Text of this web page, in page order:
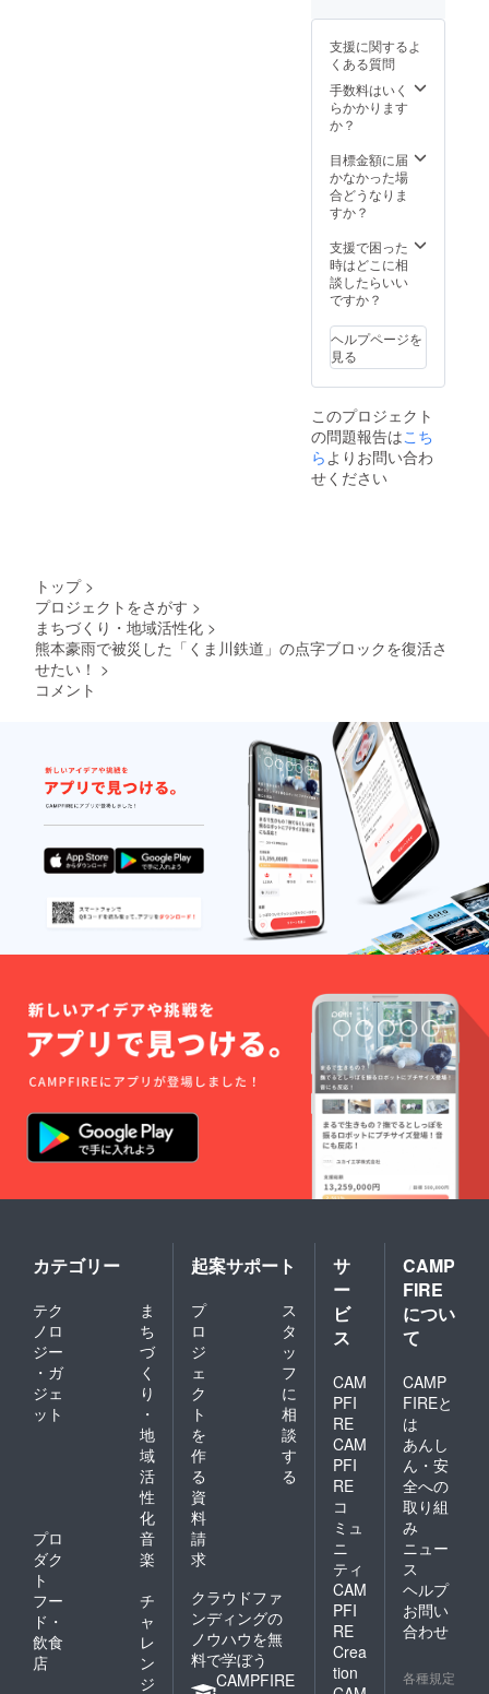
科の生
徒さん
に協力
してい
ただき
ます。
高校
は、熊
本県立
う学校
と隣接
してお
り、普
体の不
自由な
人と接
する機
く、バ
リアフ
リーな
どに高
い関心
を7月～
め、制
作・発
送は9月
以降に
なりま
す。
支援に関するよ
くある質問
手数料はいく
らかかります
か？
目標金額に届
かなかった場
合どうなりま
すか？
支援で困った
時はどこに相
談したらいい
ですか？
ヘルプページを
見る
このプロジェクト
の問題報告はこち
ら よりお問い合わ
せください
トップ >
プロジェクトをさがす >
まちづくり・地域活性化 >
熊本豪雨で被災した「くま川鉄道」の点字ブロックを復活さ
せたい！ >
コメント
カテゴリー
テク
ノロ
ジー
・ガ
ジェ
ット
ま
ち
づ
く
り
・
地
域
活
性
化
プロ
ダク
ト
音
楽
フー
ド・
飲食
店
チ
ャ
レ
ン
ジ
起案サポート
プ
ロ
ジ
ェ
ク
ト
を
作
る
ス
タ
ッ
フ
に
相
談
す
る
資
料
請
求
クラウドファ
ンディングの
ノウハウを無
料で学ぼう
CAMPFIRE
サ
ー
ビ
ス
CAM
PFI
RE
CAM
PFI
RE
コ
ミュ
ニ
ティ
CAM
PFI
RE
Crea
tion
CAMP
FIRE
につい
て
CAMP
FIREと
は
あんし
ん・安
全への
取り組
み
ニュー
ス
ヘルプ
お問い
合わせ
各種規定